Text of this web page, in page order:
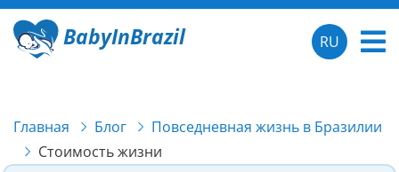
BabyInBrazil RU
Главная Блог
Повседневная жизнь в Бразилии
Стоимость жизни